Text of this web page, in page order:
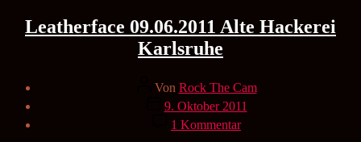
Leatherface 09.06.2011 Alte Hackerei
Karlsruhe
Beitragsautor
Von Rock The Cam
Veröffentlichungsdatum
9. Oktober 2011
1 Kommentarzu
Leatherface